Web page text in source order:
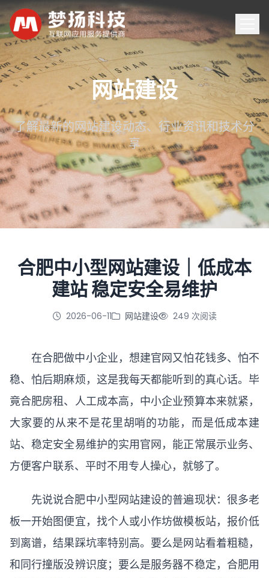
首页
服务
案例
新闻
关于
立即咨询
网站建设
了解最新的网站建设动态、行业资讯和技术分
享
合肥中小型网站建设｜低成本
建站 稳定安全易维护
2026-06-11 网站建设 249 次阅读
在合肥做中小企业，想建官网又怕花钱多、怕不
稳、怕后期麻烦，这是我每天都能听到的真心话。毕
竟合肥房租、人工成本高，中小企业预算本来就紧，
大家要的从来不是花里胡哨的功能，而是低成本建
站、稳定安全易维护的实用官网，能正常展示业务、
方便客户联系、平时不用专人操心，就够了。
先说说合肥中小型网站建设的普遍现状：很多老
板一开始图便宜，找个人或小作坊做模板站，报价低
到离谱，结果踩坑率特别高。要么是网站看着粗糙，
和同行撞版没辨识度；要么是服务器不稳定，合肥用